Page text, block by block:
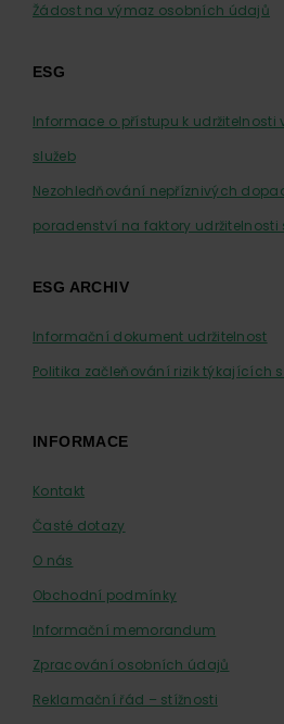
Žádost na výmaz osobních údajů
ESG
Informace o přístupu k
služeb
Nezohledňování nepříznivých
poradenství na faktory udržitelnosti
ESG ARCHIV
Informační dokument udržitelnost
Politika začleňování rizik týkajících
INFORMACE
Kontakt
Časté dotazy
O nás
Obchodní podmínky
Informační memorandum
Zpracování osobních údajů
Reklamační řád – stížnosti